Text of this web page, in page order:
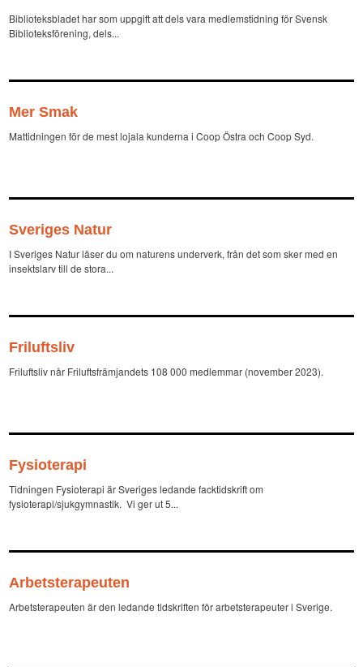
Biblioteksbladet har som uppgift att dels vara medlemstidning för Svensk
Biblioteksförening, dels...
Mer Smak
Mattidningen för de mest lojala kunderna i Coop Östra och Coop Syd.
Sveriges Natur
I Sveriges Natur läser du om naturens underverk, från det som sker med en
insektslarv till de stora...
Friluftsliv
Friluftsliv når Friluftsfrämjandets 108 000 medlemmar (november 2023).
Fysioterapi
Tidningen Fysioterapi är Sveriges ledande facktidskrift om
fysioterapi/sjukgymnastik. Vi ger ut 5...
Arbetsterapeuten
Arbetsterapeuten är den ledande tidskriften för arbetsterapeuter i Sverige.